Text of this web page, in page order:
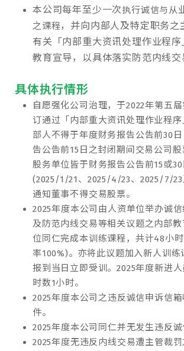
本公司每年至少一次执行诚信与从
之课程，并向内部人及特定职务之
有关「内部重大资讯处理作业程
教育宣导，以具体落实防范内线交
具体执行情形
自愿强化公司治理，于2022年第五
订通过「内部重大资讯处理作业程
部人不得于年度财务报告公告前30
告公告前15日之封闭期间交易公司股
股务单位皆于财务报告公告前15或
(2025/1/21、2025/4/23、2025/7/
通知董事不得交易股票。
2025年度本公司由人资单位举办诚
及防范内线交易等相关议题之内部
位同仁完成本训练课程，共计48小
率100%)。亦将此议题加入新人训练
报到当日立即受训。2025年度新进人
时数1小时。
2025年度本公司之违反诚信申诉信
件。
2025年度本公司同仁并无发生违反诚
2025年度无违反内线交易遭主管裁罚